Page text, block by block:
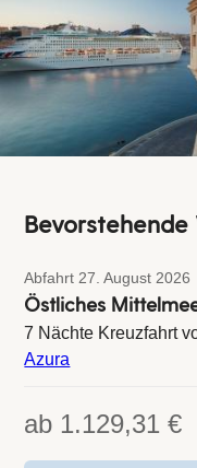
Abfahrt 27. August 2026
Östliches
7 Nächte Kreuzfahrt
Azura
ab 1.129,31 €